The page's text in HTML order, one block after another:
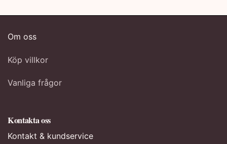
Om oss
Köp villkor
Vanliga frågor
Kontakta oss
Kontakt & kundservice